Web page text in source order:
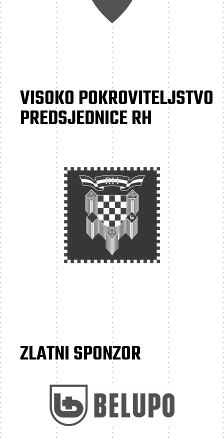
VISOKO POKROVITELJSTVO
PREDSJEDNICE RH
ZLATNI SPONZOR